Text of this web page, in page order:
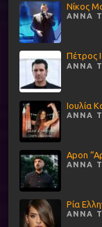
Νίκος
ANNA
Πέτρος
ANNA
Ιουλία
ANNA
Apon
ANNA
Ρία
ANNA